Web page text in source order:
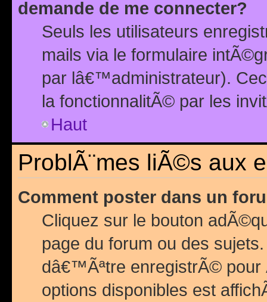
demande de me connecter?
Seuls les utilisateurs
mails via le formulaire
par lâ€™administrateur).
la fonctionnalitÃ© par les
Haut
ProblÃ¨mes liÃ©s aux
Comment poster dans un
Cliquez sur le bouton
page du forum ou des
dâ€™Ãªtre enregistrÃ©
options disponibles est